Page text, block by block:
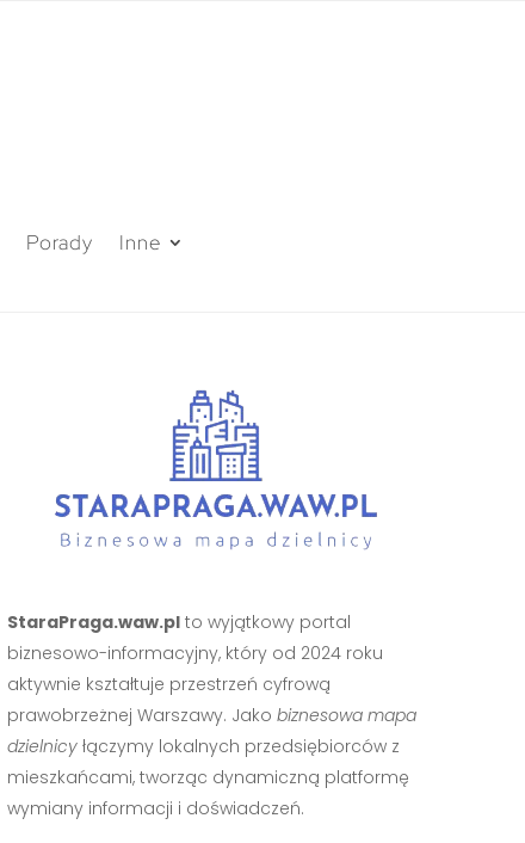
Porady Inne
StaraPraga.waw.plto wyjątkowy portal
biznesowo-informacyjny, który od 2024 roku
aktywnie kształtuje przestrzeń cyfrową
prawobrzeżnej Warszawy. Jako biznesowa mapa
dzielnicyłączymy lokalnych przedsiębiorców z
mieszkańcami, tworząc dynamiczną platformę
wymiany informacji i doświadczeń.